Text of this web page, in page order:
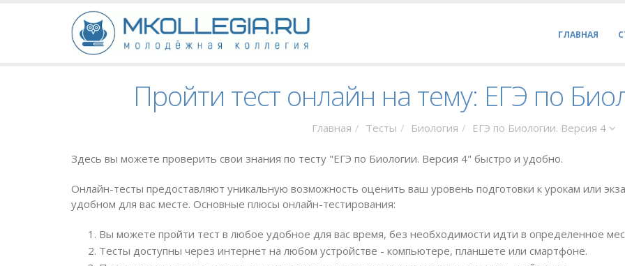
ГЛАВНАЯ
Пройти тест онлайн на тему: ЕГЭ по
Главная Тесты Биология ЕГЭ по Биологии. Версия 4
Здесь вы можете проверить свои знания по тесту "ЕГЭ по Биологии. Версия 4" быстро и удобно.
Онлайн-тесты предоставляют уникальную возможность оценить ваш уровень подготовки к урокам или
удобном для вас месте. Основные плюсы онлайн-тестирования:
Вы можете пройти тест в любое удобное для вас время, без необходимости идти в определенное
Тесты доступны через интернет на любом устройстве - компьютере, планшете или смартфоне.